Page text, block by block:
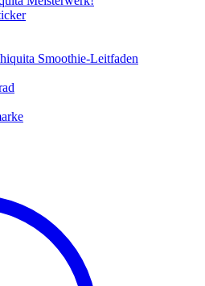
Smoothie-Leitfaden